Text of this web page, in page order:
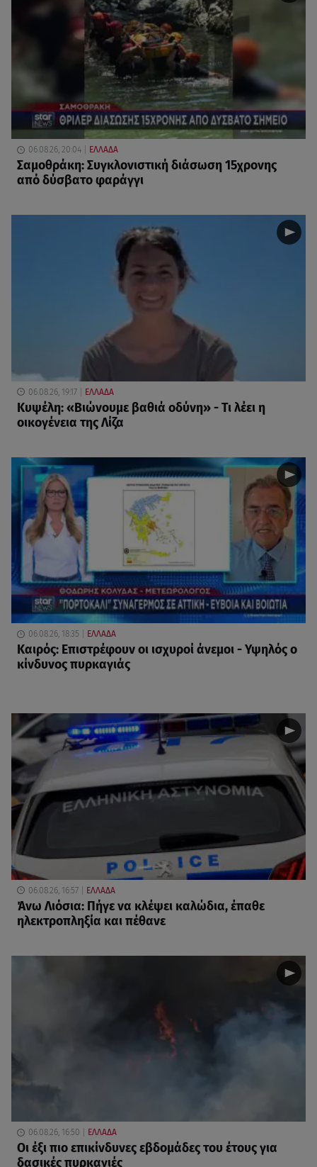
06.08.26, 20:04 ΕΛΛΑΔΑ
Σαμοθράκη: Συγκλονιστική διάσωση 15χρονης
από δύσβατο φαράγγι
06.08.26, 19:17 ΕΛΛΑΔΑ
Κυψέλη: «Βιώνουμε βαθιά οδύνη» - Τι λέει η
οικογένεια της Λίζα
06.08.26, 18:35 ΕΛΛΑΔΑ
Καιρός: Επιστρέφουν οι ισχυροί άνεμοι - Υψηλός ο
κίνδυνος πυρκαγιάς
06.08.26, 16:57 ΕΛΛΑΔΑ
Άνω Λιόσια: Πήγε να κλέψει καλώδια, έπαθε
ηλεκτροπληξία και πέθανε
06.08.26, 16:50 ΕΛΛΑΔΑ
Οι έξι πιο επικίνδυνες εβδομάδες του έτους για
δασικές πυρκαγιές